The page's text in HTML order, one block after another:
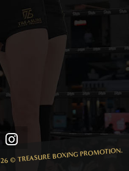
© TREASURE BOXING PROMOTION.